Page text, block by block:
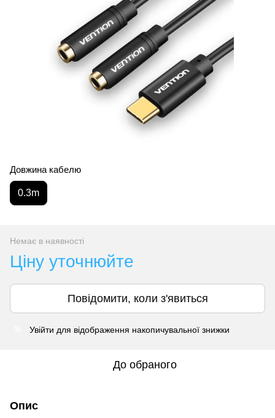
Довжина кабелю
0.3m
Немає в наявності
Ціну уточнюйте
Повідомити, коли з'явиться
Увійти для відображення накопичувальної знижки
До обраного
Опис